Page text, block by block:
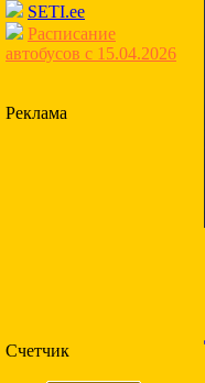
SETI.ee
Расписание
автобусов с 15.04.2026
Реклама
Счетчик